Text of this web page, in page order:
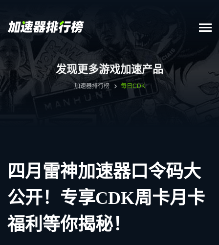
发现更多游戏加速产品
加速器排行榜 每日CDK
四月雷神加速器口令码大
公开！专享CDK周卡月卡
福利等你揭秘！